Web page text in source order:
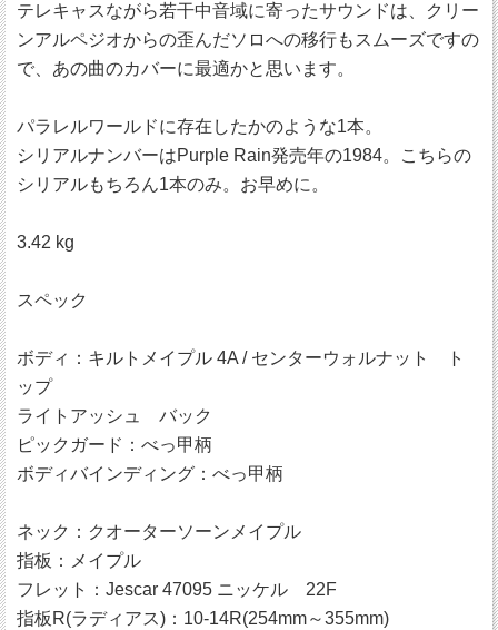
テレキャスながら若干中音域に寄ったサウンドは、クリー
ンアルペジオからの歪んだソロへの移行もスムーズですの
で、あの曲のカバーに最適かと思います。
パラレルワールドに存在したかのような1本。
シリアルナンバーはPurple Rain発売年の1984。こちらの
シリアルもちろん1本のみ。お早めに。
3.42 kg
スペック
ボディ：キルトメイプル 4A / センターウォルナット ト
ップ
ライトアッシュ バック
ピックガード：べっ甲柄
ボディバインディング：べっ甲柄
ネック：クオーターソーンメイプル
指板：メイプル
フレット：Jescar 47095 ニッケル 22F
指板R(ラディアス)：10-14R(254mm～355mm)